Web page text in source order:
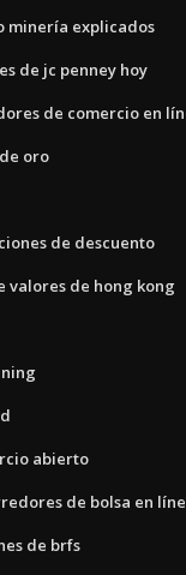
minería explicados
de jc penney hoy
de comercio en
oro
de descuento
valores de hong kong
abierto
de bolsa en
de brfs